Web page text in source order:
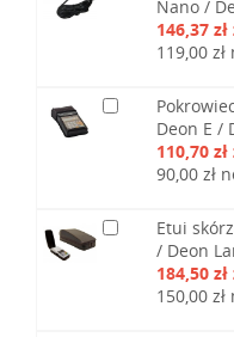
Nano /
146,37 zł
119,00
Deon E /
110,70 zł
90,00 zł
Etui
/ Deon
184,50 zł
150,00